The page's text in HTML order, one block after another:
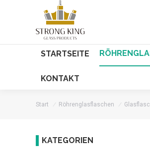
STARTSEITE
KONTAKT
Start Röhrenglasflaschen
KATEGORIEN